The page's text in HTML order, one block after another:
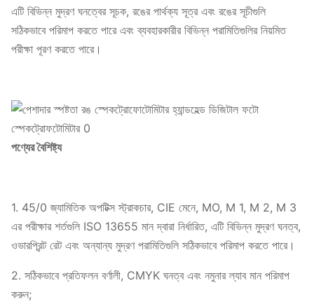
এটি বিভিন্ন মুদ্রণ ঘনত্বের সূচক, রঙের পার্থক্য সূত্র এবং রঙের সূচীগুলি
সঠিকভাবে পরিমাপ করতে পারে এবং ব্যবহারকারীর বিভিন্ন পরামিতিগুলির নিয়মিত
পরীক্ষা পূরণ করতে পারে।
পণ্যের বৈশিষ্ট্য
1. 45/0 জ্যামিতিক অপটিক্স স্ট্রাকচার, CIE মেনে, MO, M 1, M 2, M 3
এর পরীক্ষার শর্তগুলি ISO 13655 মান দ্বারা নির্ধারিত, এটি বিভিন্ন মুদ্রণ ঘনত্ব,
ওভারপ্রিন্ট রেট এবং অন্যান্য মুদ্রণ পরামিতিগুলি সঠিকভাবে পরিমাপ করতে পারে।
2. সঠিকভাবে প্রতিফলন বর্ণালী, CMYK ঘনত্ব এবং নমুনার ল্যাব মান পরিমাপ
করুন;